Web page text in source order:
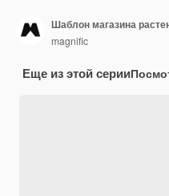
Шаблон магазина
magnific
Еще из этой серии